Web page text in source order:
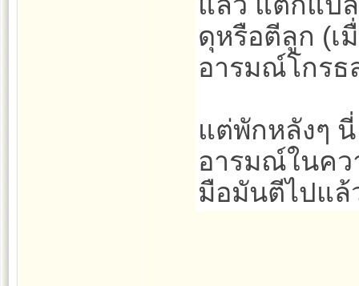
ดุหรือตีลูก (เ
อารมณ์โกรธ
แต่พักหลังๆ
อารมณ์ในคว
มือมันตีไปแล้